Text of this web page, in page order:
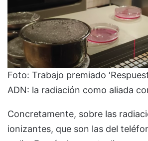
Foto: Trabajo premiado
ADN: la radiación como aliada
Concretamente, sobre las
ionizantes, que son las del